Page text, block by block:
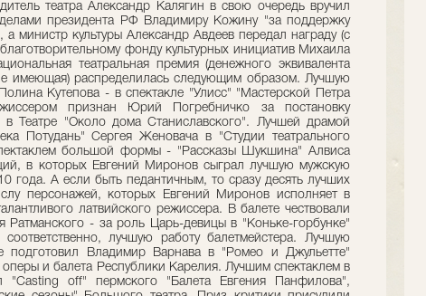
театра Александр Калягин в свою очередь вручил
президента РФ Владимиру Кожину "за поддержку
а министр культуры Александр Авдеев передал награду (с
фонду культурных инициатив Михаила
театральная премия (денежного эквивалента
имеющая) распределилась следующим образом. Лучшую
Кутепова - в спектакле "Улисс" "Мастерской Петра
признан Юрий Погребничко за постановку
в Театре "Около дома Станиславского". Лучшей драмой
Потудань" Сергея Женовача в "Студии театрального
большой формы - "Рассказы Шукшина" Алвиса
в которых Евгений Миронов сыграл лучшую мужскую
года. А если быть педантичным, то сразу десять лучших
персонажей, которых Евгений Миронов исполняет в
латвийского режиссера. В балете чествовали
Ратманского - за роль Царь-девицы в "Коньке-горбунке"
лучшую работу балетмейстера. Лучшую
подготовил Владимир Варнава в "Ромео и Джульетте"
оперы и балета Республики Карелия. Лучшим спектаклем в
"Сasting off" пермского "Балета Евгения Панфилова",